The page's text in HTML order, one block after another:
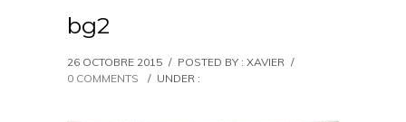
bg2
26 OCTOBRE 2015 / POSTED BY : XAVIER /
0 COMMENTS
/ UNDER :